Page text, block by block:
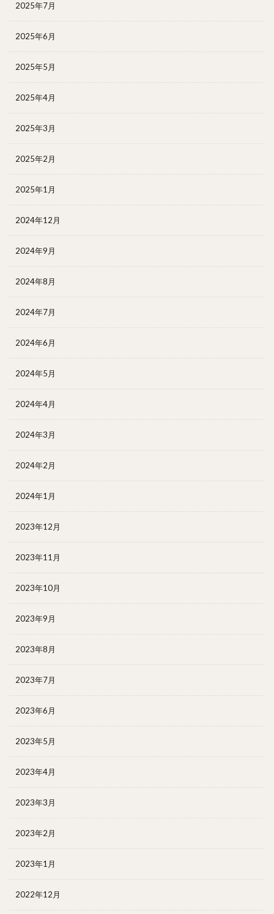
2025年7月
2025年6月
2025年5月
2025年4月
2025年3月
2025年2月
2025年1月
2024年12月
2024年9月
2024年8月
2024年7月
2024年6月
2024年5月
2024年4月
2024年3月
2024年2月
2024年1月
2023年12月
2023年11月
2023年10月
2023年9月
2023年8月
2023年7月
2023年6月
2023年5月
2023年4月
2023年3月
2023年2月
2023年1月
2022年12月